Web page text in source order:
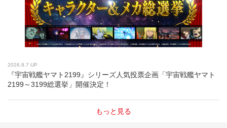
2026.8.7 UP
『宇宙戦艦ヤマト2199』シリーズ人気投票企画「宇宙戦艦ヤマト
2199～3199総選挙」開催決定！
もっと見る